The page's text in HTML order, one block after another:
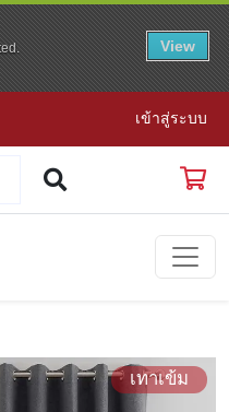
View
เข้าสู่ระบบ
เทาเข้ม